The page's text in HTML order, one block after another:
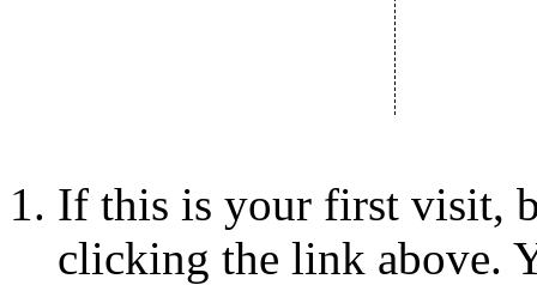
If this is your first visit,
clicking the link above.